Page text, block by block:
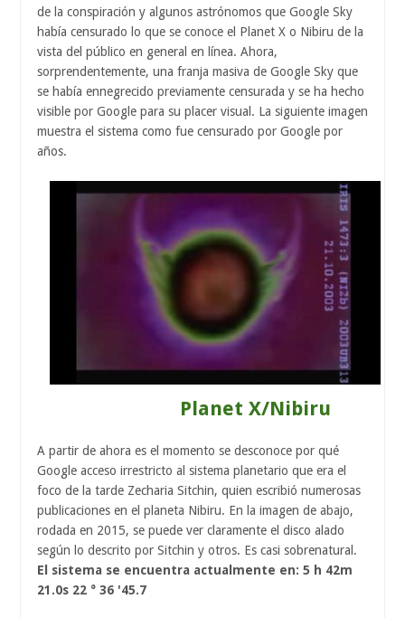
de la conspiración y algunos astrónomos que Google Sky
había censurado lo que se conoce el Planet X o Nibiru de la
vista del público en general en línea. Ahora,
sorprendentemente, una franja masiva de Google Sky que
se había ennegrecido previamente censurada y se ha hecho
visible por Google para su placer visual. La siguiente imagen
muestra el sistema como fue censurado por Google por
años.
Planet X/Nibiru
A partir de ahora es el momento se desconoce por qué
Google acceso irrestricto al sistema planetario que era el
foco de la tarde Zecharia Sitchin, quien escribió numerosas
publicaciones en el planeta Nibiru. En la imagen de abajo,
rodada en 2015, se puede ver claramente el disco alado
según lo descrito por Sitchin y otros. Es casi sobrenatural.
El sistema se encuentra actualmente en: 5 h 42m
21.0s 22 ° 36 '45.7